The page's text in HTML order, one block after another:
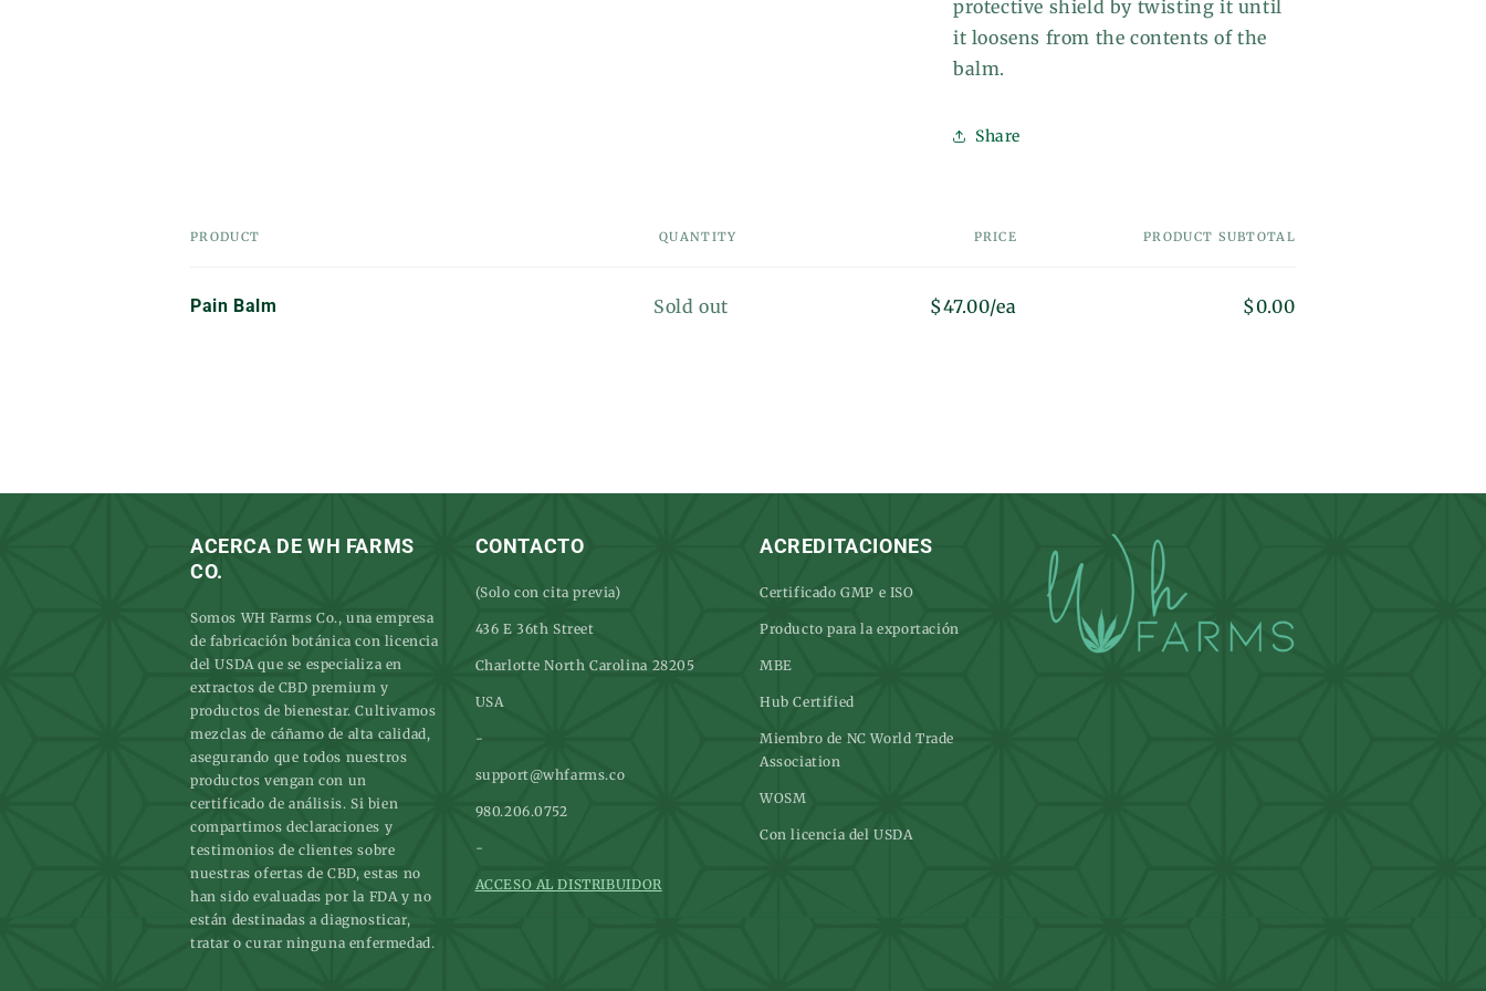
protective shield by twisting it until
it loosens from the contents of the
balm.
Share
cart
PRODUCT QUANTITY PRICE PRODUCT SUBTOTAL
Pain Balm Quantity
Sold out $47.00/ea $0.00
ACERCA DE WH FARMS
CO.
Somos WH Farms Co., una empresa
de fabricación botánica con licencia
del USDA que se especializa en
extractos de CBD premium y
productos de bienestar. Cultivamos
mezclas de cáñamo de alta calidad,
asegurando que todos nuestros
productos vengan con un
certificado de análisis. Si bien
compartimos declaraciones y
testimonios de clientes sobre
nuestras ofertas de CBD, estas no
han sido evaluadas por la FDA y no
están destinadas a diagnosticar,
tratar o curar ninguna enfermedad.
CONTACTO
(Solo con cita previa)
436 E 36th Street
Charlotte North Carolina 28205
USA
-
support@whfarms.co
980.206.0752
-
ACCESO AL DISTRIBUIDOR
ACREDITACIONES
Certificado GMP e ISO
Producto para la exportación
MBE
Hub Certified
Miembro de NC World Trade
Association
WOSM
Con licencia del USDA